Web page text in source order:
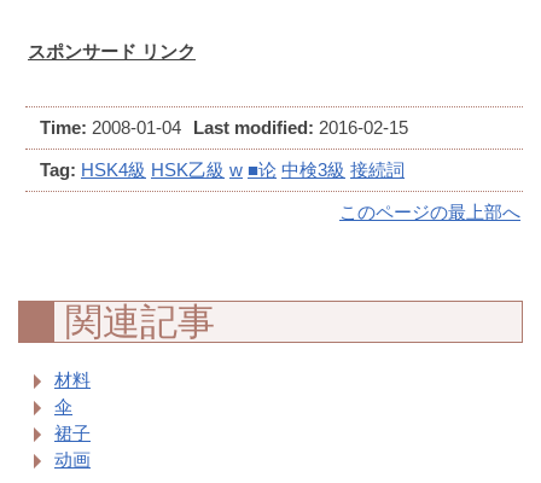
スポンサード リンク
Time: 2008-01-04 Last modified: 2016-02-15
Tag: HSK4級 HSK乙級 w ■论 中検3級 接続詞
このページの最上部へ
関連記事
材料
伞
裙子
动画